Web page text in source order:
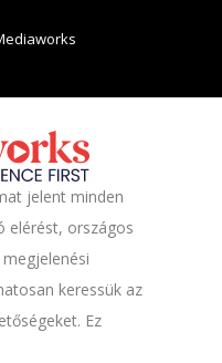
jelent minden
elérést, országos
keressük az
Ez